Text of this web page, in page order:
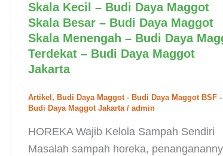
Skala Kecil – Budi Daya Maggot
Skala Besar – Budi Daya Maggot
Skala Menengah – Budi Daya
Terdekat – Budi Daya Maggot
Jakarta
Artikel , Budi Daya Maggot - Budi Daya Maggot BSF -
Budi Daya Maggot Jakarta/ admin
HOREKA Wajib Kelola Sampah Sendiri
Masalah sampah horeka,